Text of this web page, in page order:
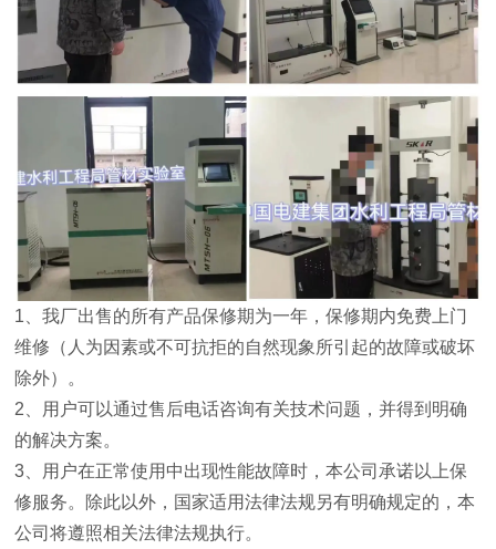
1 、我厂出售的所有产品保修期为一年，保修期内免费上门
维修（人为因素或不可抗拒的自然现象所引起的故障或破坏
除外）。
2 、用户可以通过售后电话咨询有关技术问题，并得到明确
的解决方案。
3 、用户在正常使用中出现性能故障时，本公司承诺以上保
修服务。除此以外，国家适用法律法规另有明确规定的，本
公司将遵照相关法律法规执行。